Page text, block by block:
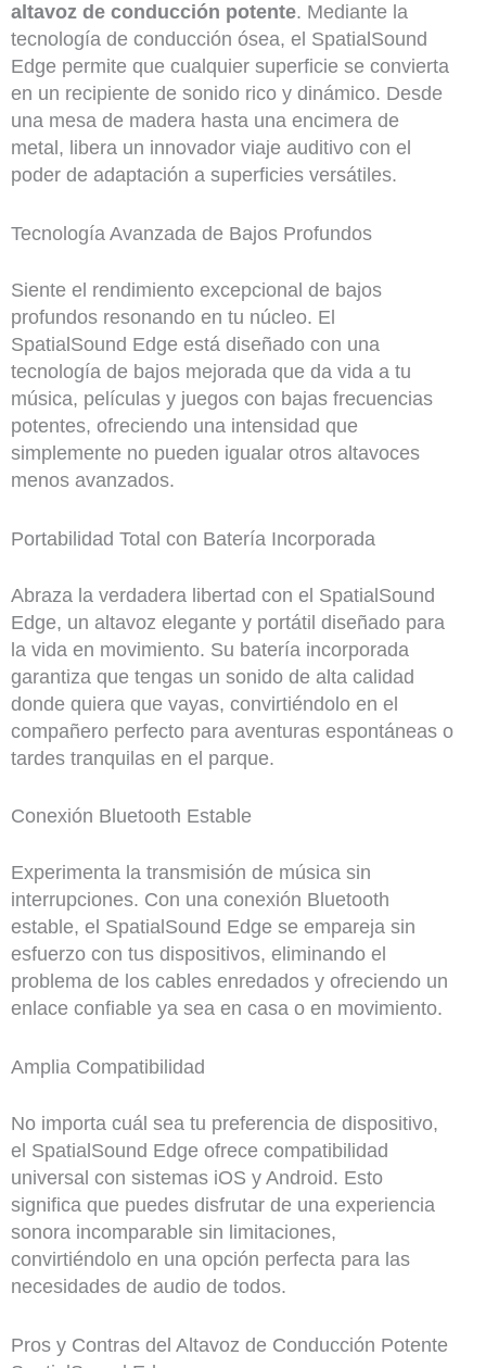
altavoz de conducción potente. Mediante la
tecnología de conducción ósea, el SpatialSound
Edge permite que cualquier superficie se convierta
en un recipiente de sonido rico y dinámico. Desde
una mesa de madera hasta una encimera de
metal, libera un innovador viaje auditivo con el
poder de adaptación a superficies versátiles.
Tecnología Avanzada de Bajos Profundos
Siente el rendimiento excepcional de bajos
profundos resonando en tu núcleo. El
SpatialSound Edge está diseñado con una
tecnología de bajos mejorada que da vida a tu
música, películas y juegos con bajas frecuencias
potentes, ofreciendo una intensidad que
simplemente no pueden igualar otros altavoces
menos avanzados.
Portabilidad Total con Batería Incorporada
Abraza la verdadera libertad con el SpatialSound
Edge, un altavoz elegante y portátil diseñado para
la vida en movimiento. Su batería incorporada
garantiza que tengas un sonido de alta calidad
donde quiera que vayas, convirtiéndolo en el
compañero perfecto para aventuras espontáneas o
tardes tranquilas en el parque.
Conexión Bluetooth Estable
Experimenta la transmisión de música sin
interrupciones. Con una conexión Bluetooth
estable, el SpatialSound Edge se empareja sin
esfuerzo con tus dispositivos, eliminando el
problema de los cables enredados y ofreciendo un
enlace confiable ya sea en casa o en movimiento.
Amplia Compatibilidad
No importa cuál sea tu preferencia de dispositivo,
el SpatialSound Edge ofrece compatibilidad
universal con sistemas iOS y Android. Esto
significa que puedes disfrutar de una experiencia
sonora incomparable sin limitaciones,
convirtiéndolo en una opción perfecta para las
necesidades de audio de todos.
Pros y Contras del Altavoz de Conducción Potente